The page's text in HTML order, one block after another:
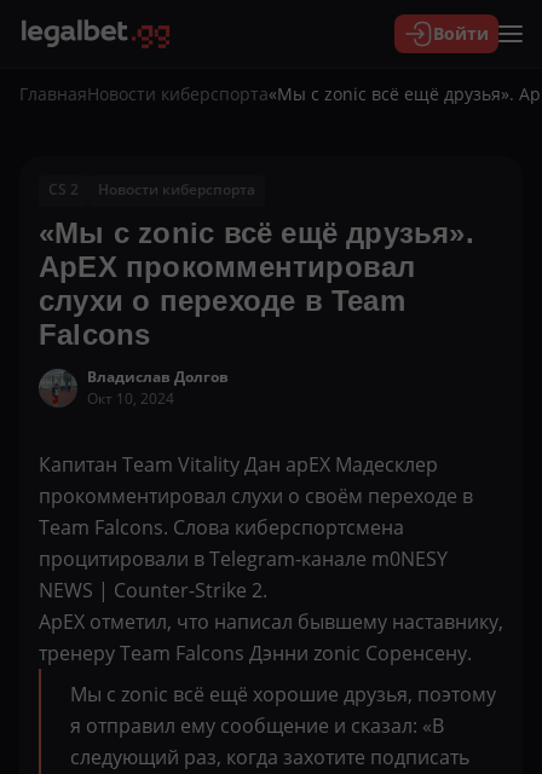
Войти
ГлавнаяНовости киберспорта«Мы с zonic всё ещё друзья».
CS 2 Новости киберспорта
«Мы с zonic всё ещё друзья».
ApEX прокомментировал
слухи о переходе в Team
Falcons
Владислав Долгов
Окт 10, 2024
Капитан Team Vitality Дан apEX Мадесклер
прокомментировал слухи о своём переходе в
Team Falcons. Слова киберспортсмена
процитировали в Telegram-канале m0NESY
NEWS | Counter-Strike 2.
ApEX отметил, что написал бывшему наставнику,
тренеру Team Falcons Дэнни zonic Соренсену.
Мы с zonic всё ещё хорошие друзья, поэтому
я отправил ему сообщение и сказал: «В
следующий раз, когда захотите подписать